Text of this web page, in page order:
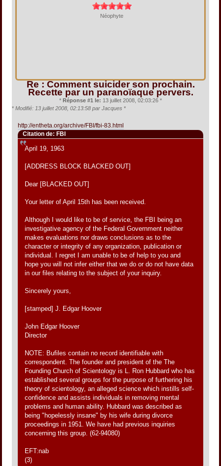
Néophyte
Re : Comment suicider son prochain.
Recette par un paranoïaque pervers.
* Réponse #1 le: 13 juillet 2008, 02:03:26 *
* Modifié: 13 juillet 2008, 02:13:58 par Jacques *
http://entheta.org/archive/FBI/fbi-83.html
Citation de: FBI
April 19, 1963
[ADDRESS BLOCK BLACKED OUT]
Dear [BLACKED OUT]
Your letter of April 15th has been received.
Although I would like to be of service, the FBI being an
investigative agency of the Federal Government neither
makes evaluations nor draws conclusions as to the
character or integrity of any organization, publication or
individual. I regret I am unable to be of help to you and
hope you will not infer either that we do or do not have data
in our files relating to the subject of your inquiry.
Sincerely yours,
[stamped] J. Edgar Hoover
John Edgar Hoover
Director
NOTE: Bufiles contain no record identifiable with
correspondent. The founder and president of the The
Founding Church of Scientology is L. Ron Hubbard who has
established several groups for the purpose of furthering his
theory of scientology, an alleged science which instills self-
confidence and assists individuals in removing mental
problems and human ability. Hubbard was described as
being "hopelessly insane" by his wife during divorce
proceedings in 1951. We have had previous inquiries
concerning this group. (62-94080)
EFT:nab
(3)